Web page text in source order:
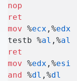
nop
ret
mov %ecx ,%edx
testb %al ,%al
ret
mov %edx ,%esi
and %dl ,%dl